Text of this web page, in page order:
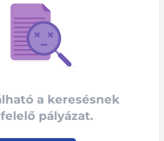
a keresésnek
pályázat.